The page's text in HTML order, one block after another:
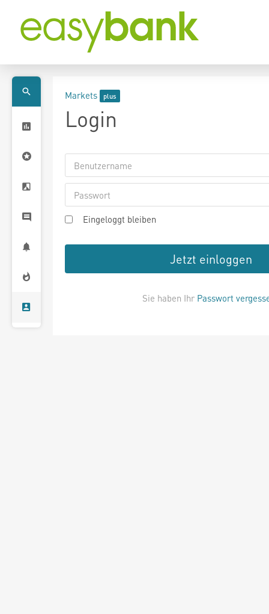
Markets
Login
Eingeloggt bleiben
Jetzt einloggen
Sie haben Ihr Passwort